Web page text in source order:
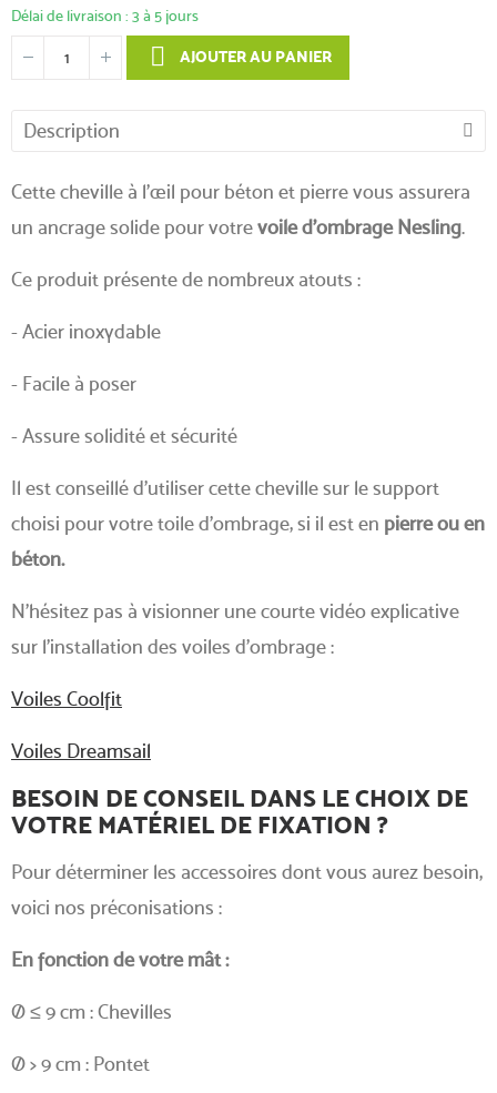
Délai de livraison : 3 à 5 jours
AJOUTER AU PANIER
Description
Cette cheville à l'œil pour béton et pierre vous assurera
un ancrage solide pour votrevoile d'ombrage Nesling.
Ce produit présente de nombreux atouts :
- Acier inoxydable
- Facile à poser
- Assure solidité et sécurité
Il est conseillé d’utiliser cette cheville sur le support
choisi pour votre toile d’ombrage, si il est en pierre ou en
béton.
N'hésitez pas à visionner une courte vidéo explicative
sur l'installation des voiles d’ombrage :
Voiles Coolfit
Voiles Dreamsail
BESOIN DE CONSEIL DANS LE CHOIX DE
VOTRE MATÉRIEL DE FIXATION ?
Pour déterminer les accessoires dont vous aurez besoin,
voici nos préconisations :
En fonction de votre mât :
Ø ≤ 9 cm : Chevilles
Ø > 9 cm : Pontet